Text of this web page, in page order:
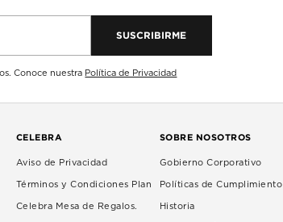
SUSCRIBIRME
Conoce nuestra Política de Privacidad
CELEBRA
Aviso de Privacidad
Términos y Condiciones Plan
Celebra Mesa de Regalos.
SOBRE NOSOTROS
Gobierno Corporativo
Políticas de Cumplimiento
Historia